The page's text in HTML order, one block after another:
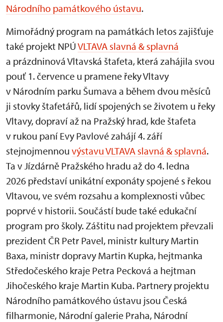
Národního památkového ústavu.
Mimořádný program na památkách letos zajišťuje
také projekt NPÚVLTAVA slavná & splavná
a prázdninová Vltavská štafeta, která zahájila svou
pouť 1. července u pramene řeky Vltavy
v Národním parku Šumava a během dvou měsíců
ji stovky štafetářů, lidí spojených se životem u řeky
Vltavy, dopraví až na Pražský hrad, kde štafeta
v rukou paní Evy Pavlové zahájí 4. září
stejnojmennou výstavu VLTAVA slavná & splavná.
Ta v Jízdárně Pražského hradu až do 4. ledna
2026 představí unikátní exponáty spojené s řekou
Vltavou, ve svém rozsahu a komplexnosti vůbec
poprvé v historii. Součástí bude také edukační
program pro školy. Záštitu nad projektem převzali
prezident ČR Petr Pavel, ministr kultury Martin
Baxa, ministr dopravy Martin Kupka, hejtmanka
Středočeského kraje Petra Pecková a hejtman
Jihočeského kraje Martin Kuba. Partnery projektu
Národního památkového ústavu jsou Česká
filharmonie, Národní galerie Praha, Národní